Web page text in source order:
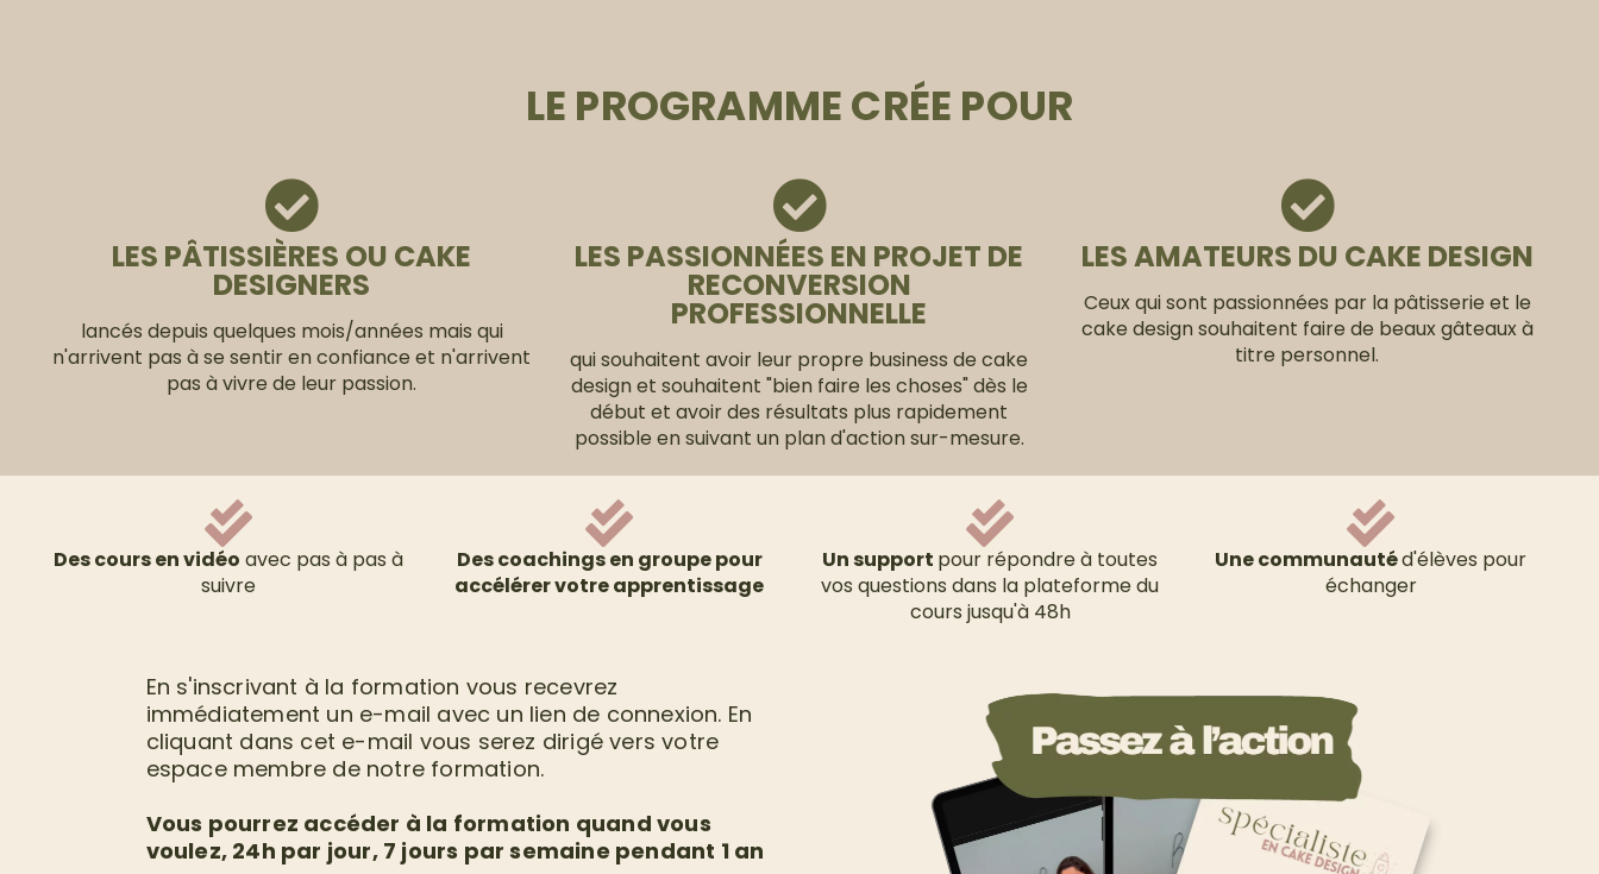
LE PROGRAMME CRÉE POUR
LES PÂTISSIÈRES OU CAKE
DESIGNERS
lancés depuis quelques mois/années mais qui
n'arrivent pas à se sentir en confiance et n'arrivent
pas à vivre de leur passion.
LES PASSIONNÉES EN PROJET DE
RECONVERSION
PROFESSIONNELLE
qui souhaitent avoir leur propre business de cake
design et souhaitent "bien faire les choses" dès le
début et avoir des résultats plus rapidement
possible en suivant un plan d'action sur-mesure.
LES AMATEURS DU CAKE DESIGN
Ceux qui sont passionnées par la pâtisserie et le
cake design souhaitent faire de beaux gâteaux à
titre personnel.
Des cours en vidéo avec pas à pas à
suivre
Des coachings en groupe pour
accélérer votre apprentissage
Un support pour répondre à toutes
vos questions dans la plateforme du
cours jusqu'à 48h
Une communautéd'élèves pour
échanger
En s'inscrivant à la formation vous recevrez
immédiatement un e-mail avec un lien de connexion. En
cliquant dans cet e-mail vous serez dirigé vers votre
espace membre de notre formation.
Vous pourrez accéder à la formation quand vous
voulez, 24h par jour, 7 jours par semaine pendant 1 an